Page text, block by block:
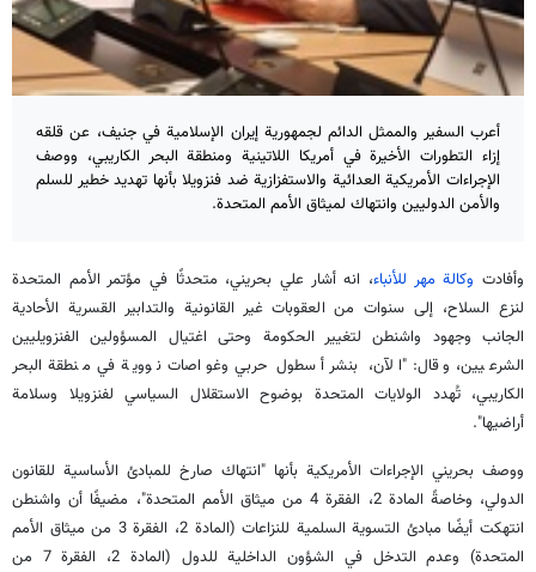
أعرب السفير والممثل الدائم لجمهورية إيران الإسلامية في جنيف، عن قلقه
إزاء التطورات الأخيرة في أمريكا اللاتينية ومنطقة البحر الكاريبي، ووصف
الإجراءات الأمريكية العدائية والاستفزازية ضد فنزويلا بأنها تهديد خطير للسلم
والأمن الدوليين وانتهاك لميثاق الأمم المتحدة.
وأفادت وكالة مهر للأنباء، انه أشار علي بحريني، متحدثًا في مؤتمر الأمم المتحدة
لنزع السلاح، إلى سنوات من العقوبات غير القانونية والتدابير القسرية الأحادية
الجانب وجهود واشنطن لتغيير الحكومة وحتى اغتيال المسؤولين الفنزويليين
الشرعيين، وقال: "الآن، بنشر أسطول حربي وغواصات نووية في منطقة البحر
الكاريبي، تُهدد الولايات المتحدة بوضوح الاستقلال السياسي لفنزويلا وسلامة
أراضيها".
ووصف بحريني الإجراءات الأمريكية بأنها "انتهاك صارخ للمبادئ الأساسية للقانون
الدولي، وخاصةً المادة 2، الفقرة 4 من ميثاق الأمم المتحدة"، مضيفًا أن واشنطن
انتهكت أيضًا مبادئ التسوية السلمية للنزاعات (المادة 2، الفقرة 3 من ميثاق الأمم
المتحدة) وعدم التدخل في الشؤون الداخلية للدول (المادة 2، الفقرة 7 من